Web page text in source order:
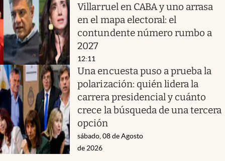
Villarruel en CABA y uno arrasa
en el mapa electoral: el
contundente número rumbo a
2027
12:11
Una encuesta puso a prueba la
polarización: quién lidera la
carrera presidencial y cuánto
crece la búsqueda de una tercera
opción
sábado, 08 de Agosto
de 2026